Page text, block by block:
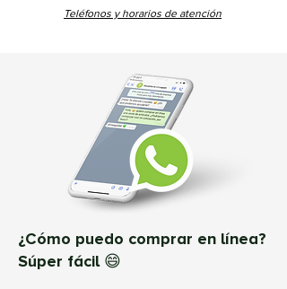
¿Cómo puedo comprar en línea?
Súper fácil 😄
Teléfonos y horarios de atención